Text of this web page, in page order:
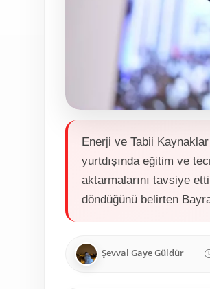
Enerji ve Tabii
yurtdışında eğitim ve
aktarmalarını tavsiye
döndüğünü belirten
Şevval Gaye Güldür